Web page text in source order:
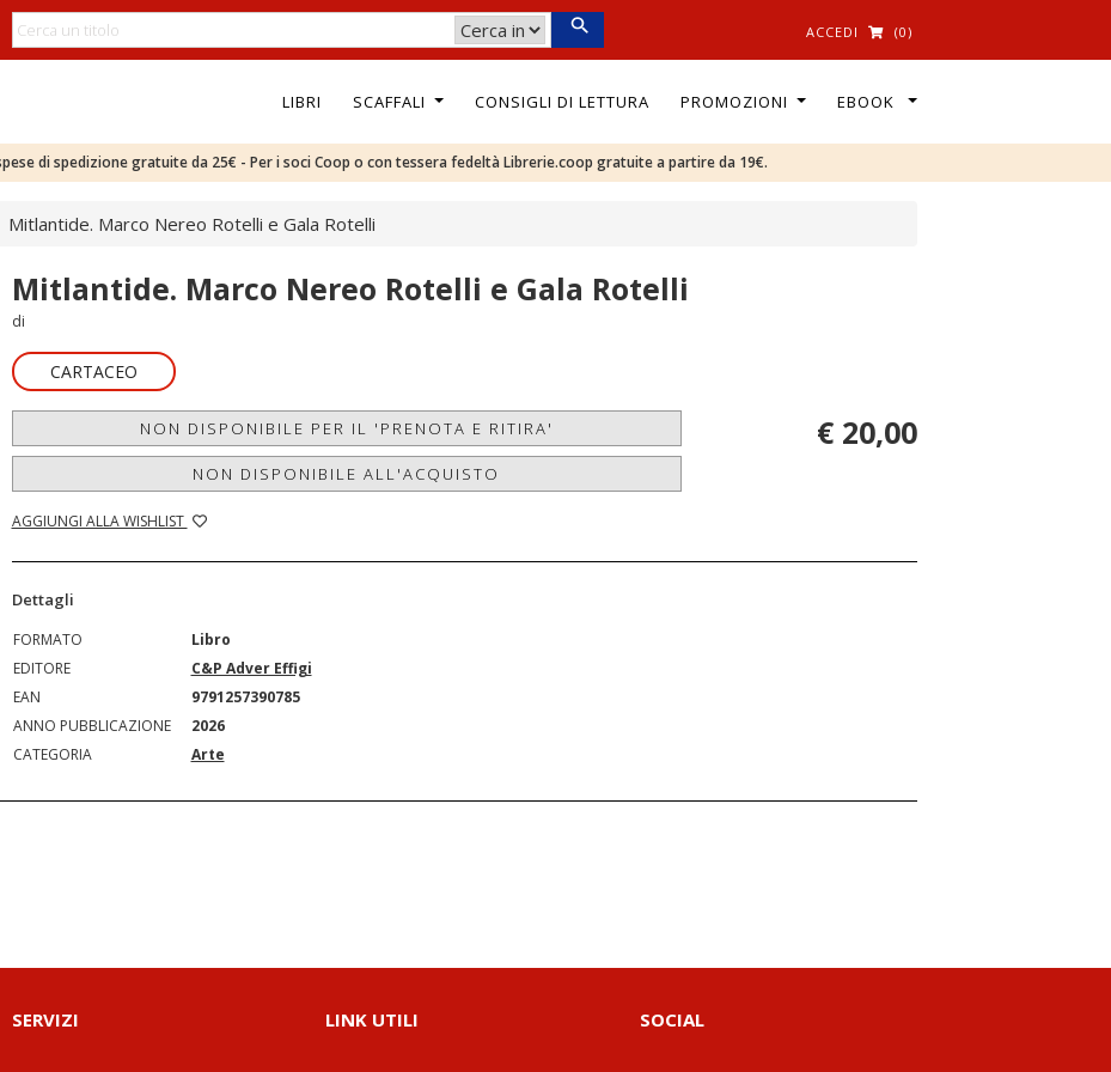
ACCEDI (0)
LIBRI SCAFFALI CONSIGLI DI LETTURA PROMOZIONI EBOOK
di spedizione gratuite da 25€ - Per i soci Coop o con tessera fedeltà Librerie.coop gratuite a partire da 19€.
Mitlantide. Marco Nereo Rotelli e Gala Rotelli
Mitlantide. Marco Nereo Rotelli e Gala Rotelli
di
CARTACEO
NON DISPONIBILE PER IL 'PRENOTA E RITIRA'
NON DISPONIBILE ALL'ACQUISTO
AGGIUNGI ALLA WISHLIST
€ 20,00
Dettagli
FORMATO
Libro
EDITORE
C&P Adver Effigi
EAN
9791257390785
ANNO PUBBLICAZIONE
2026
CATEGORIA
Arte
SERVIZI LINK UTILI SOCIAL